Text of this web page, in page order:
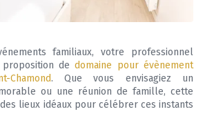
familiaux, votre professionnel
proposition dedomaine pour évènement
. Que vous envisagiez un
ou une réunion de famille, cette
lieux idéaux pour célébrer ces instants